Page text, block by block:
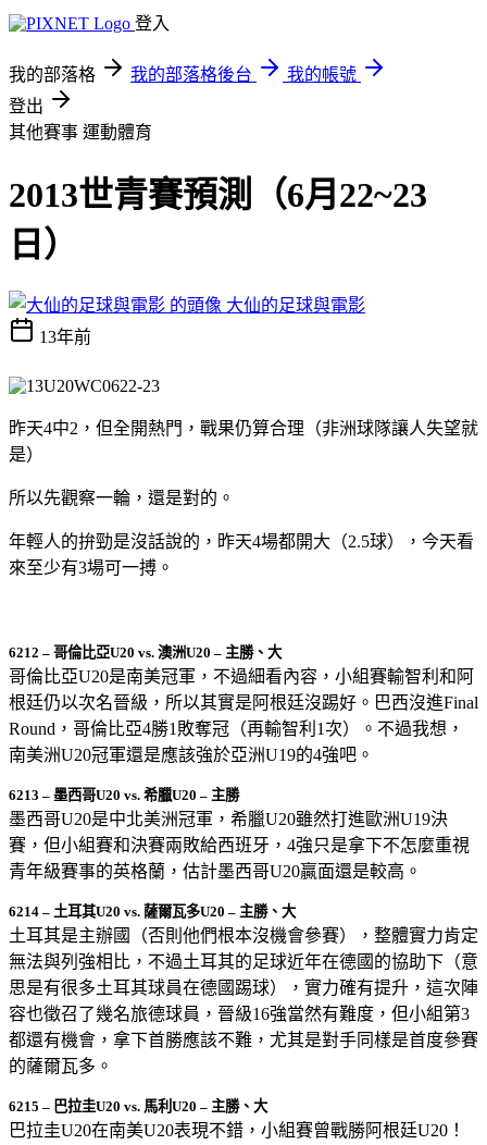
登入
我的部落格 我的部落格後台
我的帳號
登出
其他賽事 運動體育
2013世青賽預測（6月22~23
日）
大仙的足球與電影
13年前
昨天4中2，但全開熱門，戰果仍算合理（非洲球隊讓人失望就
是）
所以先觀察一輪，還是對的。
年輕人的拚勁是沒話說的，昨天4場都開大（2.5球），今天看
來至少有3場可一搏。
6212 – 哥倫比亞U20 vs. 澳洲U20 – 主勝、大
哥倫比亞U20是南美冠軍，不過細看內容，小組賽輸智利和阿
根廷仍以次名晉級，所以其實是阿根廷沒踢好。巴西沒進Final
Round，哥倫比亞4勝1敗奪冠（再輸智利1次）。不過我想，
南美洲U20冠軍還是應該強於亞洲U19的4強吧。
6213 – 墨西哥U20 vs. 希臘U20 – 主勝
墨西哥U20是中北美洲冠軍，希臘U20雖然打進歐洲U19決
賽，但小組賽和決賽兩敗給西班牙，4強只是拿下不怎麼重視
青年級賽事的英格蘭，估計墨西哥U20贏面還是較高。
6214 – 土耳其U20 vs. 薩爾瓦多U20 – 主勝、大
土耳其是主辦國（否則他們根本沒機會參賽），整體實力肯定
無法與列強相比，不過土耳其的足球近年在德國的協助下（意
思是有很多土耳其球員在德國踢球），實力確有提升，這次陣
容也徵召了幾名旅德球員，晉級16強當然有難度，但小組第3
都還有機會，拿下首勝應該不難，尤其是對手同樣是首度參賽
的薩爾瓦多。
6215 – 巴拉圭U20 vs. 馬利U20 – 主勝、大
巴拉圭U20在南美U20表現不錯，小組賽曾戰勝阿根廷U20！